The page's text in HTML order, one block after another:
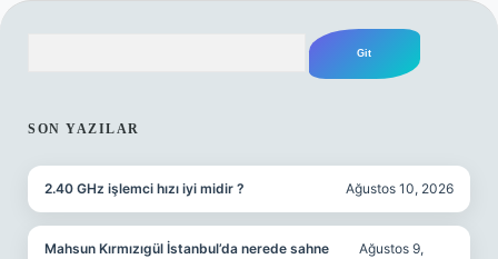
SON YAZILAR
2.40 GHz işlemci hızı iyi midir ? Ağustos 10, 2026
Mahsun Kırmızıgül İstanbul’da nerede sahne
Ağustos 9,